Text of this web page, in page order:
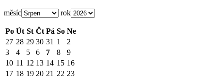
měsíc rok
Po Út St Čt Pá So Ne
27 28 29 30 31 1
2
3
4 5 6 7 8
9
10 11 12 13 14 15 16
17 18 19 20 21 22 23